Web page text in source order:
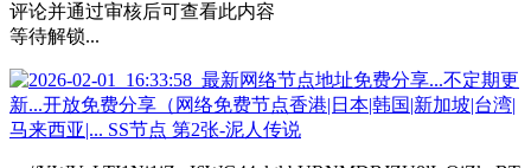
评论并通过审核后可查看此内容
等待解锁...